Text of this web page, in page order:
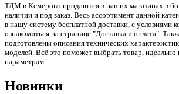
ТДМ в Кемерово продаются в наших магазинах в
наличии и под заказ. Весь ассортимент данной
в нашу систему бесплатной доставки, с условиями
ознакомиться на странице "Доставка и оплата".
подготовлены описания технических
моделей. Всё это поможет выбрать товар,
параметрам.
Новинки